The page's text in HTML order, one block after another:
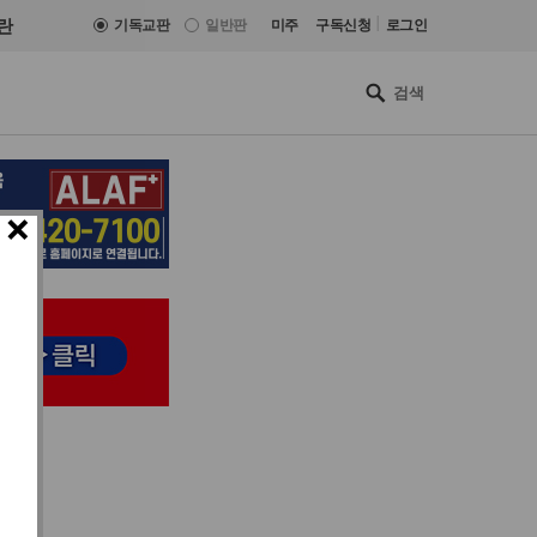
기독교판 일반판 미주 구독신청 로그인
×